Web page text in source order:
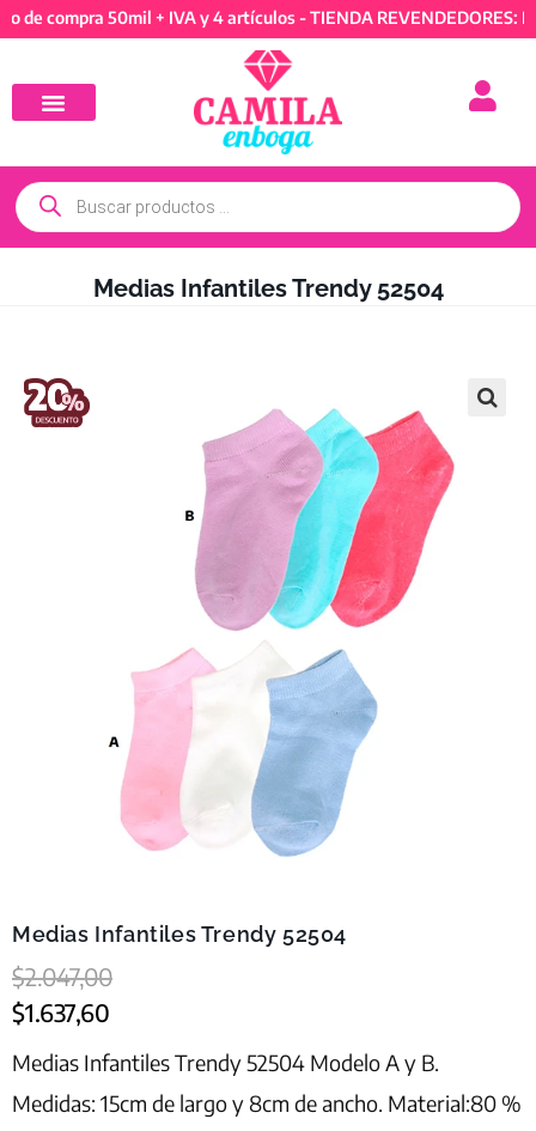
compra 50mil + IVA y 4 artículos - TIENDA REVENDEDORES:
Medias Infantiles Trendy 52504
Medias Infantiles Trendy 52504
$2.047,00
$1.637,60
Medias Infantiles Trendy 52504 Modelo A y B.
Medidas: 15cm de largo y 8cm de ancho. Material:80 %